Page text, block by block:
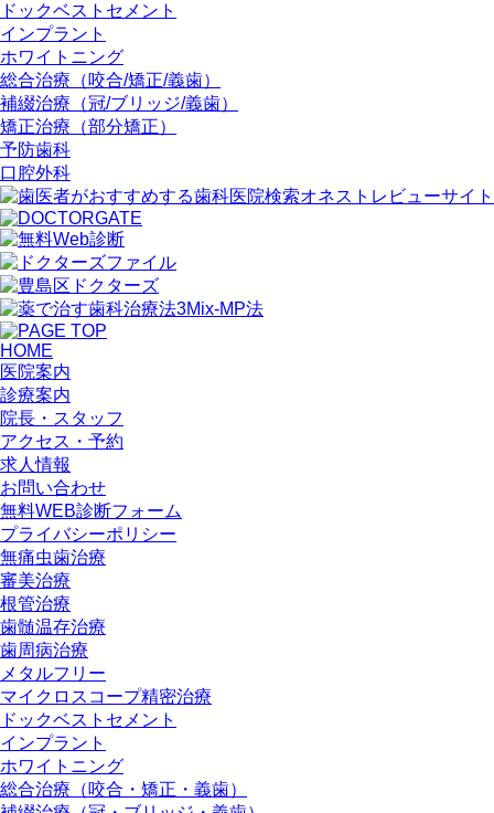
ドックベストセメント
インプラント
ホワイトニング
総合治療（咬合/矯正/義歯）
補綴治療（冠/ブリッジ/義歯）
矯正治療（部分矯正）
予防歯科
口腔外科
HOME
医院案内
診療案内
院長・スタッフ
アクセス・予約
求人情報
お問い合わせ
無料WEB診断フォーム
プライバシーポリシー
無痛虫歯治療
審美治療
根管治療
歯髄温存治療
歯周病治療
メタルフリー
マイクロスコープ精密治療
ドックベストセメント
インプラント
ホワイトニング
総合治療（咬合・矯正・義歯）